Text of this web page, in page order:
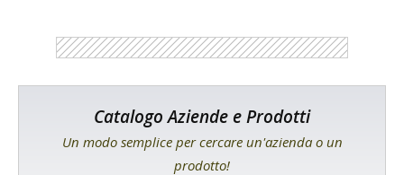
Catalogo Aziende e Prodotti
Un modo semplice per cercare un'azienda o un
prodotto!